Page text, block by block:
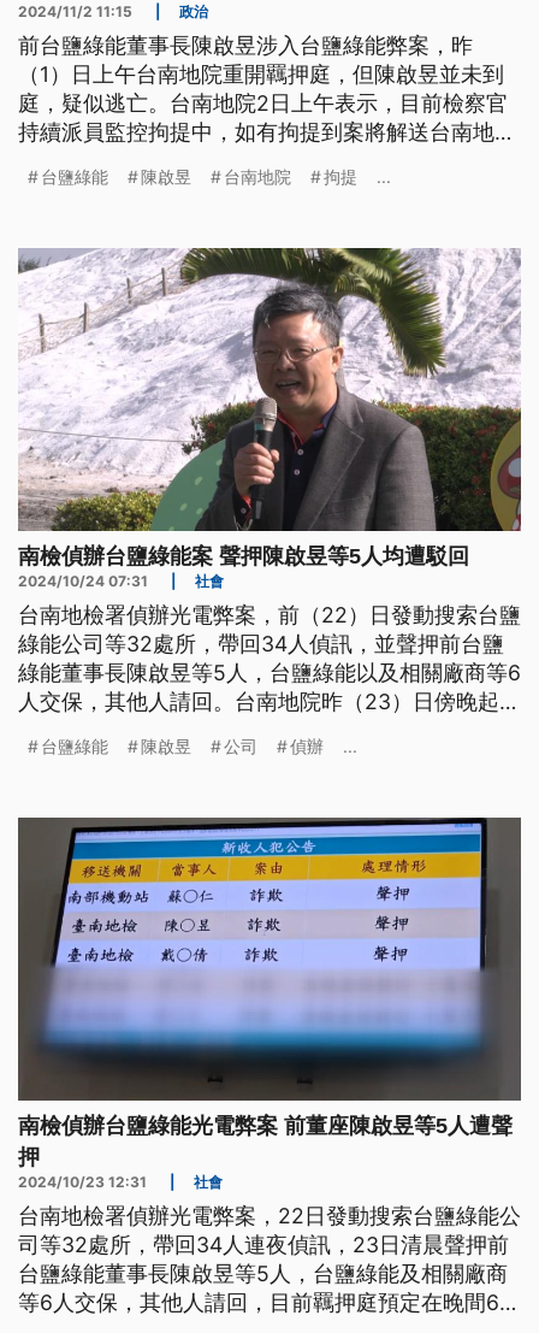
2024/11/2 11:15 政治
前台鹽綠能董事長陳啟昱涉入台鹽綠能弊案，昨
（1）日上午台南地院重開羈押庭，但陳啟昱並未到
庭，疑似逃亡。台南地院2日上午表示，目前檢察官
持續派員監控拘提中，如有拘提到案將解送台南地院
台鹽綠能 陳啟昱 台南地院 拘提 ...
南檢偵辦台鹽綠能案 聲押陳啟昱等5人均遭駁回
2024/10/24 07:31 社會
台南地檢署偵辦光電弊案，前（22）日發動搜索台鹽
綠能公司等32處所，帶回34人偵訊，並聲押前台鹽
綠能董事長陳啟昱等5人，台鹽綠能以及相關廠商等6
人交保，其他人請回。台南地院昨（23）日傍晚起召
30分裁定駁回，陳啟昱等5人當庭釋放，南檢若不服
台鹽綠能 陳啟昱 公司 偵辦 ...
南檢偵辦台鹽綠能光電弊案 前董座陳啟昱等5人遭聲
押
2024/10/23 12:31 社會
台南地檢署偵辦光電弊案，22日發動搜索台鹽綠能公
司等32處所，帶回34人連夜偵訊，23日清晨聲押前
台鹽綠能董事長陳啟昱等5人，台鹽綠能及相關廠商
等6人交保，其他人請回，目前羈押庭預定在晚間6時